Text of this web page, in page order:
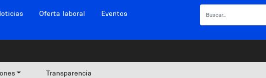
Oferta laboral Eventos
Transparencia